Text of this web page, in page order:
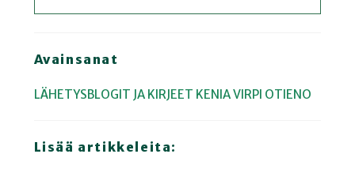
Avainsanat
LÄHETYSBLOGIT JA KIRJEET KENIAVIRPI OTIENO
Lisää artikkeleita: